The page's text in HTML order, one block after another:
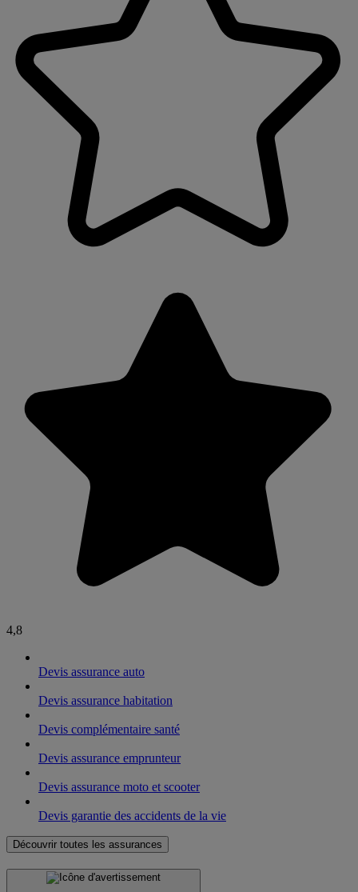
4,8
Devis assurance auto
Devis assurance habitation
Devis complémentaire santé
Devis assurance emprunteur
Devis assurance moto et scooter
Devis garantie des accidents de la vie
Découvrir toutes les assurances